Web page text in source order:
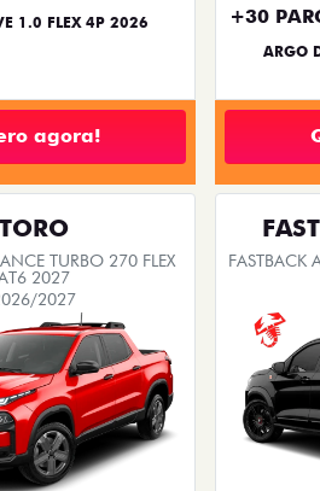
PESSOA FÍSICA
ofertas Fiat
as ofertas e conquiste o seu
essa oportunidade
ABARTH
270 FLEX AT 4P
2026
2026